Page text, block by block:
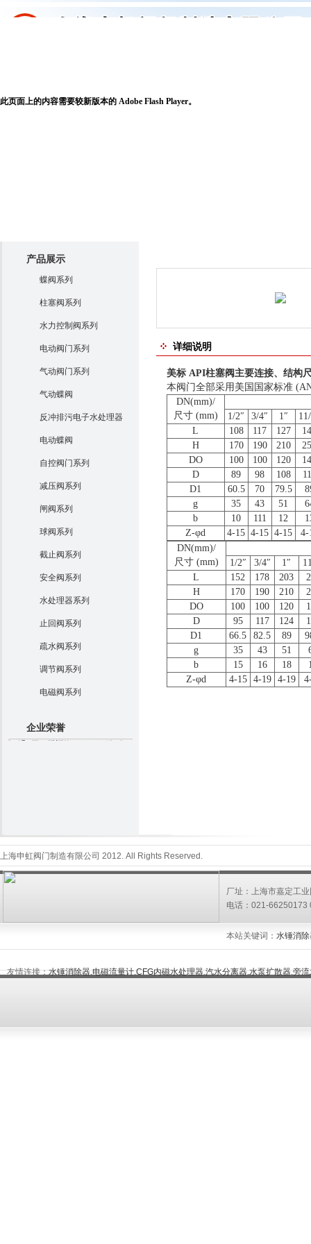
此页面上的内容需要较新版本的 Adobe Flash Player。
产品展示
蝶阀系列
柱塞阀系列
水力控制阀系列
电动阀门系列
气动阀门系列
气动蝶阀
反冲排污电子水处理器
电动蝶阀
自控阀门系列
减压阀系列
闸阀系列
球阀系列
截止阀系列
安全阀系列
水处理器系列
止回阀系列
疏水阀系列
调节阀系列
电磁阀系列
企业荣誉
详细说明
美标 API柱塞阀主要连接、结构
本阀门全部采用美国国家标准
DN(mm)/
尺寸 (mm)
1/2″ 3/4″ 1″
L
108 117 127
H
170 190 210
DO
100 100 120
D
89 98 108
D1
60.5 70 79.5
g
35 43 51
b
10 111 12
Z-φd
4-15 4-15 4-15
4-
DN(mm)/
尺寸 (mm)
1/2″ 3/4″ 1″
L
152 178 203
H
170 190 210
DO
100 100 120
D
95 117 124
D1
66.5 82.5 89
g
35 43 51
b
15 16 18
Z-φd
4-15 4-19 4-19
上海申虹阀门制造有限公司 2012. All Rights Reserved.
厂址：上海市嘉定工
电话：021-66250173
本站关键词： 水锤消
友情连接：水锤消除器,电磁流量计,CFG内磁水处理器,汽水分离器,水泵扩散器,旁